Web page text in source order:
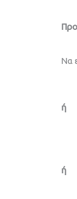
Να
ή
ή